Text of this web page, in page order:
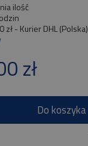
ilość
zł- Kurier DHL(Polska)
zł
Do koszyka